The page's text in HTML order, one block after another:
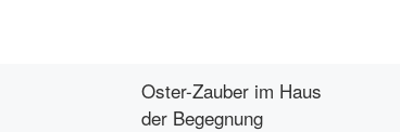
Oster-Zauber im Haus
der Begegnung